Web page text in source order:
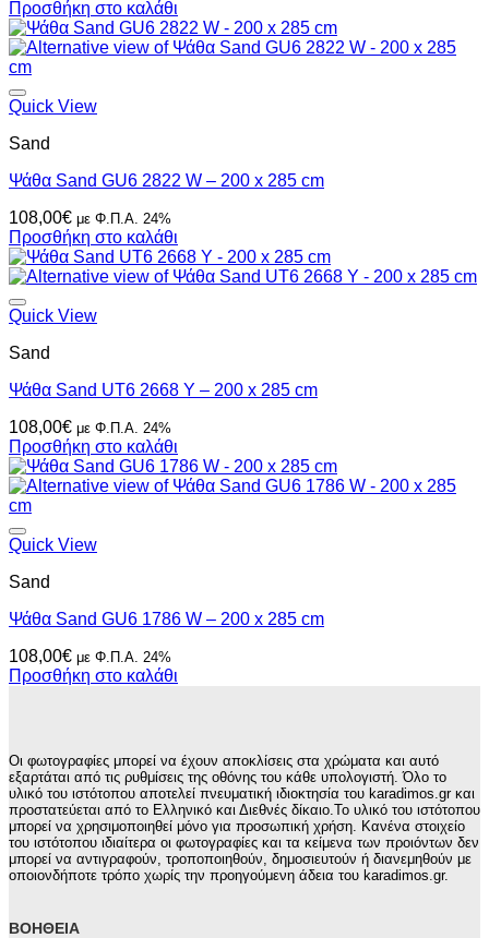
Προσθήκη στο καλάθι
Quick View
Sand
Ψάθα Sand GU6 2822 W – 200 x 285 cm
108,00€ με Φ.Π.Α. 24%
Προσθήκη στο καλάθι
Quick View
Sand
Ψάθα Sand UT6 2668 Y – 200 x 285 cm
108,00€ με Φ.Π.Α. 24%
Προσθήκη στο καλάθι
Quick View
Sand
Ψάθα Sand GU6 1786 W – 200 x 285 cm
108,00€ με Φ.Π.Α. 24%
Προσθήκη στο καλάθι
Οι φωτογραφίες μπορεί να έχουν αποκλίσεις στα χρώματα και αυτό
εξαρτάται από τις ρυθμίσεις της οθόνης του κάθε υπολογιστή. Όλο το
υλικό του ιστότοπου αποτελεί πνευματική ιδιοκτησία του karadimos.gr και
προστατεύεται από το Ελληνικό και Διεθνές δίκαιο.Το υλικό του ιστότοπου
μπορεί να χρησιμοποιηθεί μόνο για προσωπική χρήση. Κανένα στοιχείο
του ιστότοπου ιδιαίτερα οι φωτογραφίες και τα κείμενα των προιόντων δεν
μπορεί να αντιγραφούν, τροποποιηθούν, δημοσιευτούν ή διανεμηθούν με
οποιονδήποτε τρόπο χωρίς την προηγούμενη άδεια του karadimos.gr.
ΒΟΉΘΕΙΑ